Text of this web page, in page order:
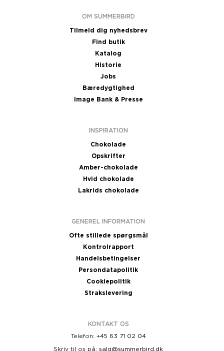
OM SUMMERBIRD
Tilmeld dig nyhedsbrev
Find butik
Katalog
Historie
Jobs
Bæredygtighed
Image Bank & Presse
INSPIRATION
Chokolade
Opskrifter
Amber-chokolade
Hvid chokolade
Lakrids chokolade
GENEREL INFORMATION
Ofte stillede spørgsmål
Kontrolrapport
Handelsbetingelser
Persondatapolitik
Cookiepolitik
Strakslevering
KONTAKT OS
Telefon: +45 63 71 02 04
Skriv til os på: salg@summerbird.dk